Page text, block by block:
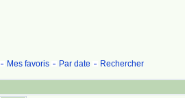
Mes favoris Par date Rechercher